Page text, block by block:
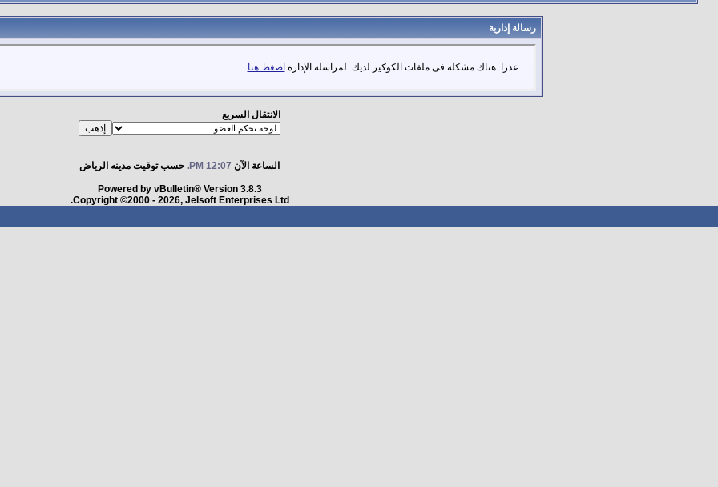
رسالة إدارية
عذرا. هناك مشكلة فى ملفات الكوكيز لديك. لمراسلة الإدارة اضغط هنا
الانتقال السريع
الساعة الآن 12:07 PM . حسب توقيت مدينه الرياض
Powered by vBulletin® Version 3.8.3
Copyright ©2000 - 2026, Jelsoft Enterprises Ltd.